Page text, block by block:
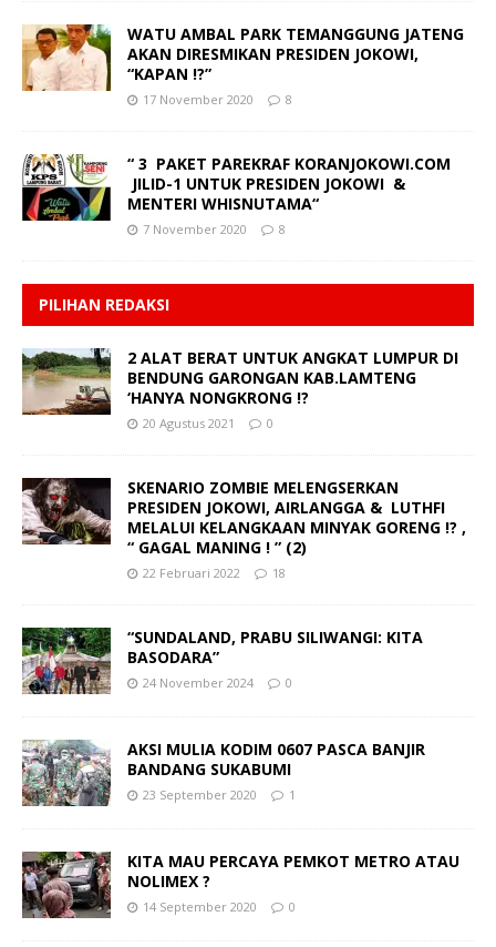
WATU AMBAL PARK TEMANGGUNG JATENG
AKAN DIRESMIKAN PRESIDEN JOKOWI,
“KAPAN !?”
17 November 2020 8
“ 3 PAKET PAREKRAF KORANJOKOWI.COM
JILID-1 UNTUK PRESIDEN JOKOWI &
MENTERI WHISNUTAMA“
7 November 2020 8
PILIHAN REDAKSI
2 ALAT BERAT UNTUK ANGKAT LUMPUR DI
BENDUNG GARONGAN KAB.LAMTENG
‘HANYA NONGKRONG !?
20 Agustus 2021 0
SKENARIO ZOMBIE MELENGSERKAN
PRESIDEN JOKOWI, AIRLANGGA & LUTHFI
MELALUI KELANGKAAN MINYAK GORENG !? ,
“ GAGAL MANING ! ” (2)
22 Februari 2022 18
“SUNDALAND, PRABU SILIWANGI: KITA
BASODARA”
24 November 2024 0
AKSI MULIA KODIM 0607 PASCA BANJIR
BANDANG SUKABUMI
23 September 2020 1
KITA MAU PERCAYA PEMKOT METRO ATAU
NOLIMEX ?
14 September 2020 0